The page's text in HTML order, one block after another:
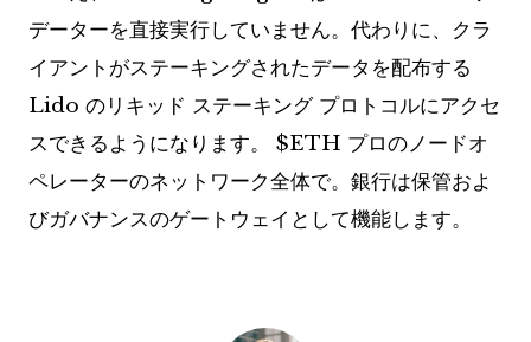
データーを直接実行していません。代わりに、クラ
イアントがステーキングされたデータを配布する
Lido のリキッド ステーキング プロトコルにアクセ
スできるようになります。 $ETH プロのノードオ
ペレーターのネットワーク全体で。銀行は保管およ
びガバナンスのゲートウェイとして機能します。